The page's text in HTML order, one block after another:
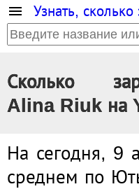
Узнать,
Сколько
Alina Riuk на
На сегодня, 9
среднем по